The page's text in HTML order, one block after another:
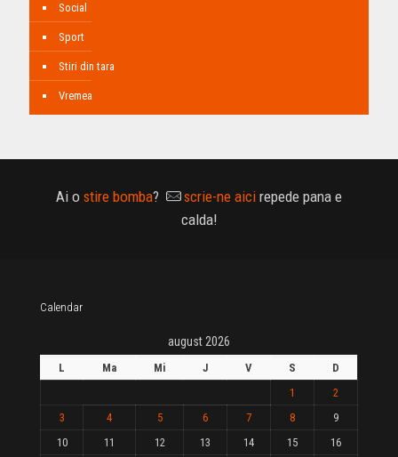
Social
Sport
Stiri din tara
Vremea
Ai o stire bomba? scrie-ne aici repede pana e
calda!
Calendar
august 2026
L Ma Mi J V S
D
1
2
3
4 5 6 7 8
9
10
11 12 13 14 15
16